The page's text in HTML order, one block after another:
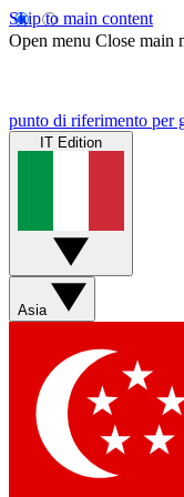
Skip to main content
Open menu Close main
punto di riferimento per
IT Edition
Asia